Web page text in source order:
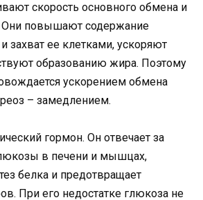
скорость основного обмена и
Они повышают содержание
захват ее клетками, ускоряют
образованию жира. Поэтому
ускорением обмена
– замедлением.
гормон. Он отвечает за
в печени и мышцах,
белка и предотвращает
При его недостатке глюкоза не